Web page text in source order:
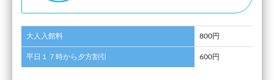
大人入館料 800円
平日１７時から夕方割引 600円